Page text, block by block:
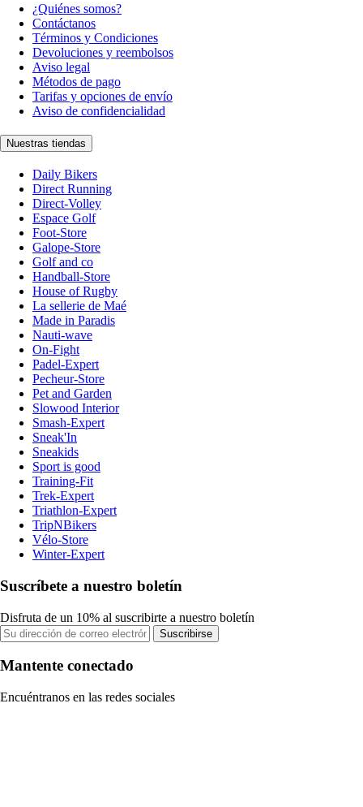
¿Quiénes somos?
Contáctanos
Términos y Condiciones
Devoluciones y reembolsos
Aviso legal
Métodos de pago
Tarifas y opciones de envío
Aviso de confidencialidad
Nuestras tiendas
Daily Bikers
Direct Running
Direct-Volley
Espace Golf
Foot-Store
Galope-Store
Golf and co
Handball-Store
House of Rugby
La sellerie de Maé
Made in Paradis
Nauti-wave
On-Fight
Padel-Expert
Pecheur-Store
Pet and Garden
Slowood Interior
Smash-Expert
Sneak'In
Sneakids
Sport is good
Training-Fit
Trek-Expert
Triathlon-Expert
TripNBikers
Vélo-Store
Winter-Expert
Suscríbete a nuestro boletín
Disfruta de un 10% al suscribirte a nuestro boletín
Suscribirse
Mantente conectado
Encuéntranos en las redes sociales